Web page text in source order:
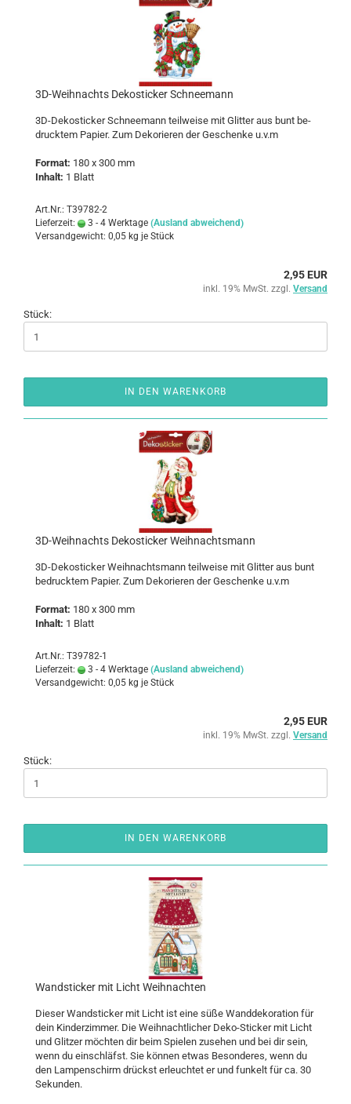
3D-​Weih­nachts De­kosti­cker Schnee­mann
3D-​Dekosticker Schnee­mann teil­wei­se mit Glit­ter aus bunt be­
druck­tem Pa­pier. Zum De­ko­rie­ren der Ge­schen­ke u.v.m
For­mat: 180 x 300 mm
In­halt: 1 Blatt
Art.Nr.: T39782-2
Lieferzeit:
3 - 4 Werktage (Ausland abweichend)
Versandgewicht: 0,05 kg je Stück
2,95 EUR
inkl. 19% MwSt. zzgl. Versand
Stück:
IN DEN WARENKORB
3D-​Weih­nachts De­kosti­cker Weih­nachts­mann
3D-​Dekosticker Weih­nachts­mann teil­wei­se mit Glit­ter aus bunt
be­druck­tem Pa­pier. Zum De­ko­rie­ren der Ge­schen­ke u.v.m
For­mat: 180 x 300 mm
In­halt: 1 Blatt
Art.Nr.: T39782-1
Lieferzeit:
3 - 4 Werktage (Ausland abweichend)
Versandgewicht: 0,05 kg je Stück
2,95 EUR
inkl. 19% MwSt. zzgl. Versand
Stück:
IN DEN WARENKORB
Wand­sti­cker mit Licht Weih­nach­ten
Die­ser Wand­sti­cker mit Licht ist eine süße Wand­de­ko­ra­ti­on für
dein Kin­der­zim­mer. Die Weih­nacht­li­cher Deko-​Sticker mit Licht
und Glit­zer möch­ten dir beim Spie­len zu­se­hen und bei dir sein,
wenn du ein­schläfst. Sie kön­nen etwas Be­son­de­res, wenn du
den Lam­pen­schirm drückst er­leuch­tet er und fun­kelt für ca. 30
Se­kun­den.